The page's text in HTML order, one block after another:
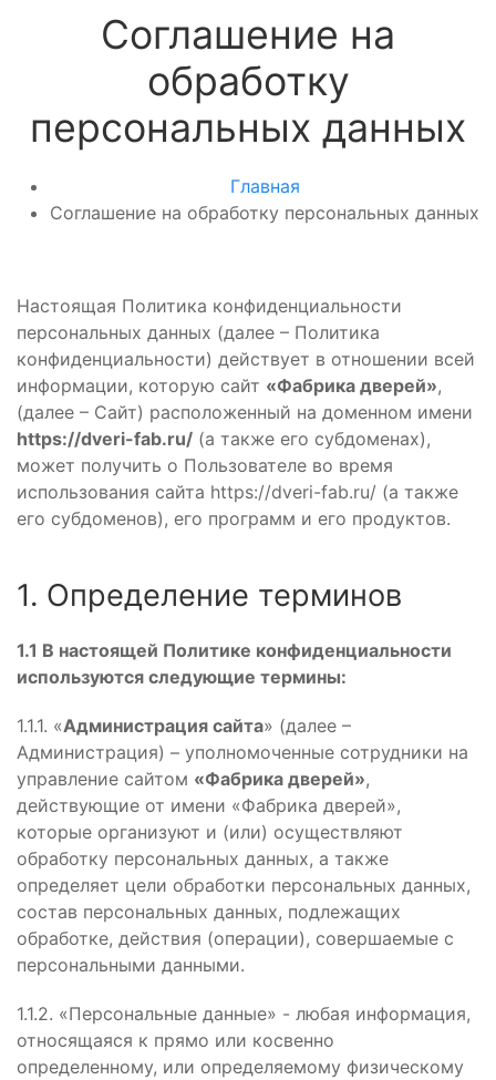
Соглашение на
обработку
персональных данных
Главная
Соглашение на обработку персональных данных
Настоящая Политика конфиденциальности
персональных данных (далее – Политика
конфиденциальности) действует в отношении всей
информации, которую сайт «Фабрика дверей»,
(далее – Сайт) расположенный на доменном имени
https://dveri-fab.ru/ (а также его субдоменах),
может получить о Пользователе во время
использования сайта https://dveri-fab.ru/ (а также
его субдоменов), его программ и его продуктов.
1. Определение терминов
1.1 В настоящей Политике конфиденциальности
используются следующие термины:
1.1.1. «Администрация сайта» (далее –
Администрация) – уполномоченные сотрудники на
управление сайтом «Фабрика дверей»,
действующие от имени «Фабрика дверей»,
которые организуют и (или) осуществляют
обработку персональных данных, а также
определяет цели обработки персональных данных,
состав персональных данных, подлежащих
обработке, действия (операции), совершаемые с
персональными данными.
1.1.2. «Персональные данные» - любая информация,
относящаяся к прямо или косвенно
определенному, или определяемому физическому